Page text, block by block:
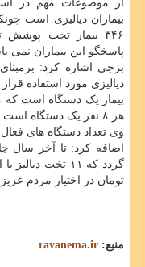
از موضوعات مهم در
۳۴۶ بیمار تحت
پاسخگو این بیماران نمی
بیمار یک دستگاه است که
هر ۸ نفر یک دستگاه است.
اضافه کرد: تا آخر سال
تومان در اختیار مردم
منبع: ravanema.ir